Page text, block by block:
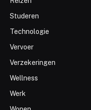
Studeren
Technologie
Vervoer
Verzekeringen
Wellness
Werk